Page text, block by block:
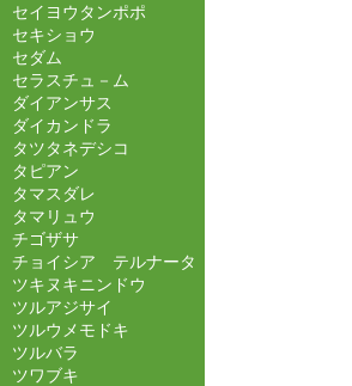
セイヨウタンポポ
セキショウ
セダム
セラスチュ－ム
ダイアンサス
ダイカンドラ
タツタネデシコ
タピアン
タマスダレ
タマリュウ
チゴザサ
チョイシア テルナータ
ツキヌキニンドウ
ツルアジサイ
ツルウメモドキ
ツルバラ
ツワブキ